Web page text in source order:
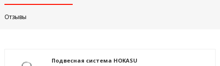
Отзывы
Подвесная система HOKASU